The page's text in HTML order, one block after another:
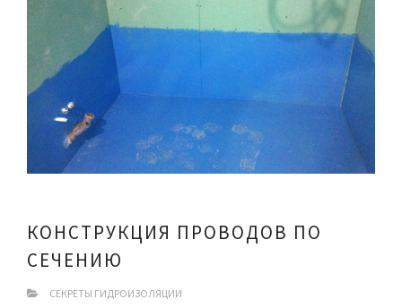
КОНСТРУКЦИЯ ПРОВОДОВ ПО
СЕЧЕНИЮ
СЕКРЕТЫ ГИДРОИЗОЛЯЦИИ